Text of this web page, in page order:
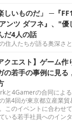
しいものだ」 ─『
ンツ ダフネ』、"
だ4人の話
住人たちが語る奥深さと
クエスト】ゲーム
の若手の事例に見る
と4Gamerの合同によ
第4回が東京都立産業
このイベントに合わせ
いる若手社員へのイン